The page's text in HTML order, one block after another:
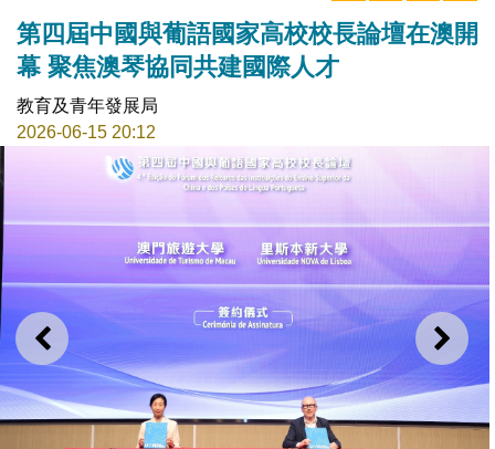
第四屆中國與葡語國家高校校長論壇在澳開
幕 聚焦澳琴協同共建國際人才
教育及青年發展局
2026-06-15 20:12
上一則 下一